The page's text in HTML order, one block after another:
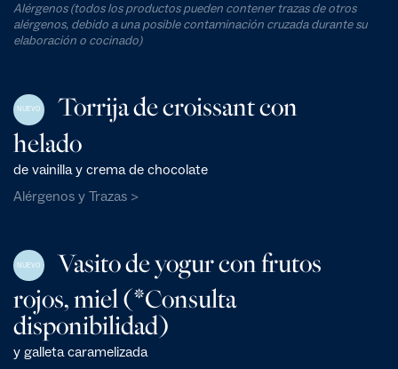
Alérgenos (todos los productos pueden contener trazas de otros
alérgenos, debido a una posible contaminación cruzada durante su
elaboración o cocinado)
NUEVO
Torrija de croissant con
helado
de vainilla y crema de chocolate
Alérgenos y Trazas >
NUEVO
Vasito de yogur con frutos
rojos, miel (*Consulta
disponibilidad)
y galleta caramelizada